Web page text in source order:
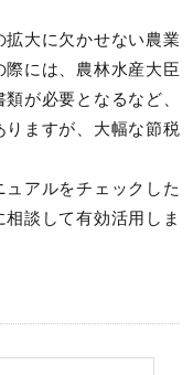
大に欠かせない農業
には、農林水産大臣
が必要となるなど、
ますが、大幅な節税
アルをチェックした
談して有効活用しま